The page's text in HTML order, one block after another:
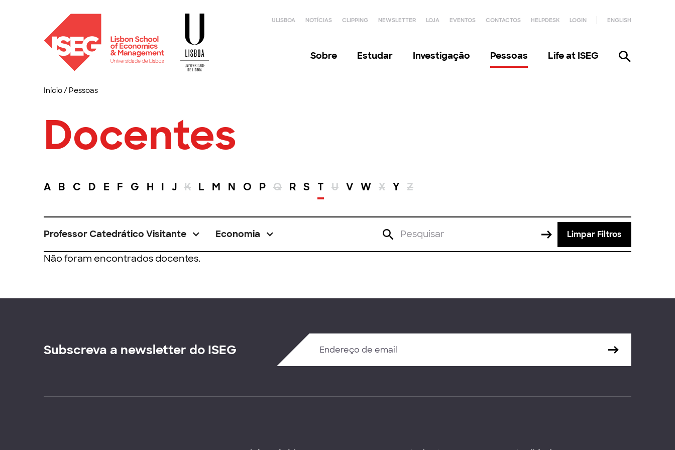
ULISBOA NOTÍCIAS CLIPPING NEWSLETTER LOJA EVENTOS CONTACTOS HELPDESK LOGIN ENGLISH
Sobre Estudar Investigação Pessoas Life at ISEG
Início/ Pessoas
Docentes
A B C D E F G H I J K L M N O P Q R S T U V W X Y Z
Professor Catedrático Visitante Economia Limpar Filtros
Não foram encontrados docentes.
Subscreva a newsletter do ISEG